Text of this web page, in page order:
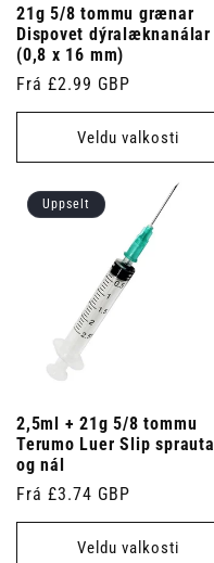
21g 5/8 tommu grænar
Dispovet dýralæknanálar
(0,8 x 16 mm)
Venjulegt
verð
Frá £2.99 GBP
Veldu valkosti
Uppselt
2,5ml + 21g 5/8 tommu
Terumo Luer Slip sprauta
og nál
Venjulegt
verð
Frá £3.74 GBP
Veldu valkosti